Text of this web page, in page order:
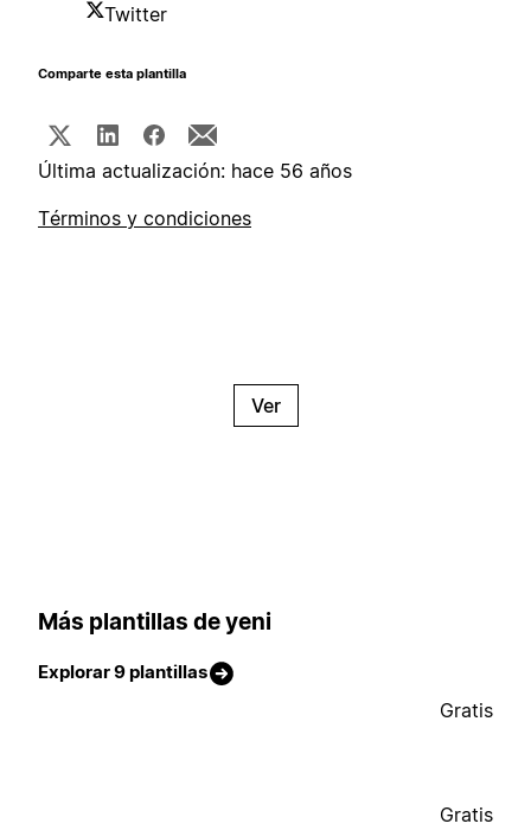
Twitter
Comparte esta plantilla
Última actualización: hace 56 años
Términos y condiciones
Ver
Más plantillas de yeni
Explorar 9 plantillas
Gratis
Gratis